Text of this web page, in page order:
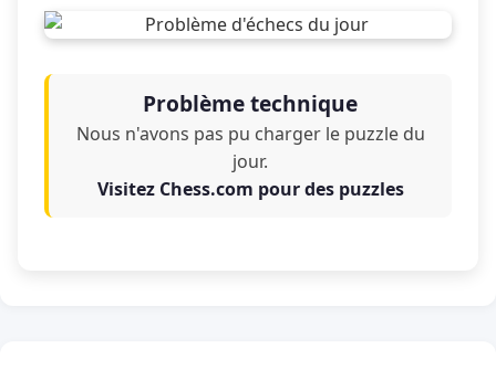
Problème technique
Nous n'avons pas pu charger le puzzle du
jour.
Visitez Chess.com pour des puzzles